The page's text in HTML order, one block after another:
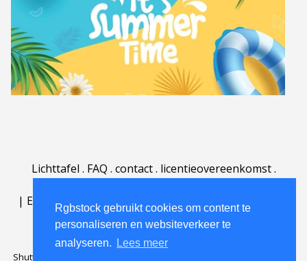
Rgbstock gebruikt cookies om content te
personaliseren en websiteverkeer te
analyseren.
Lees meer
Lichttafel . FAQ . contact. licentieovereenkomst.
| English | Deutsch Español | Português
Nederlands|
Shutterstock official partner of Rgbstock